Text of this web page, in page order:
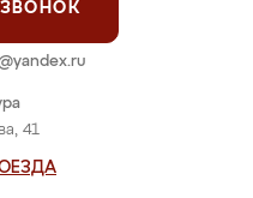
41